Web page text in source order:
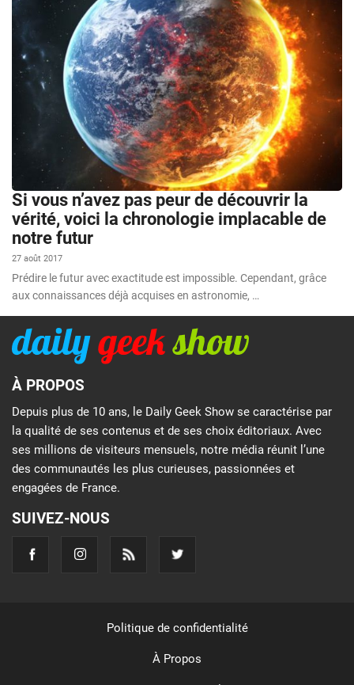
Si vous n’avez pas peur de découvrir la
vérité, voici la chronologie implacable de
notre futur
27 août 2017
Prédire le futur avec exactitude est impossible. Cependant, grâce
aux connaissances déjà acquises en astronomie, …
À PROPOS
Depuis plus de 10 ans, le Daily Geek Show se caractérise par
la qualité de ses contenus et de ses choix éditoriaux. Avec
ses millions de visiteurs mensuels, notre média réunit l’une
des communautés les plus curieuses, passionnées et
engagées de France.
SUIVEZ-NOUS
Politique de confidentialité
À Propos